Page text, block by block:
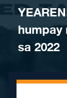
sa 2022